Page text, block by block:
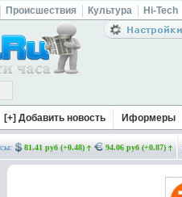
Происшествия Культура Hi-Tech
[+] Добавить новость Иформеры
81.41 руб (+0.48) 94.06 руб (+0.87)